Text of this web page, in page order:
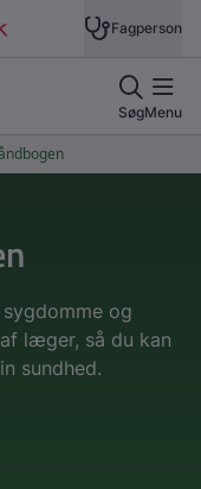
og
læger, så du kan
sundhed.